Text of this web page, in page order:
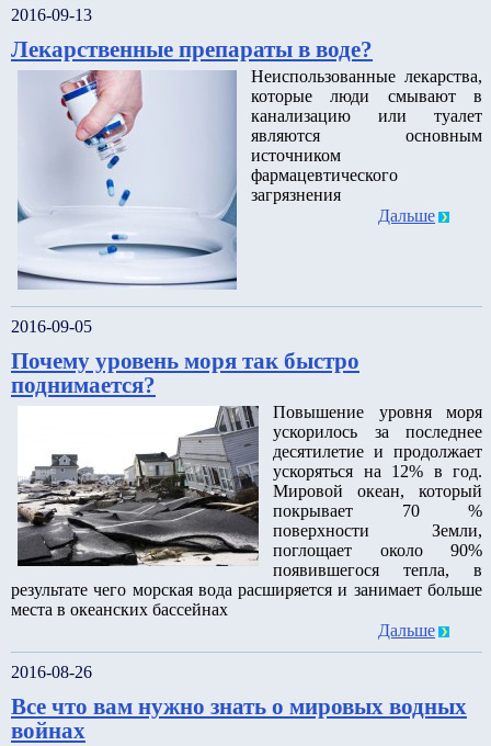
2016-09-13
Лекарственные препараты в воде?
Неиспользованные лекарства,
которые люди смывают в
канализацию или туалет
являются основным
источником
фармацевтического
загрязнения
Дальше
2016-09-05
Почему уровень моря так быстро
поднимается?
Повышение уровня моря
ускорилось за последнее
десятилетие и продолжает
ускоряться на 12% в год.
Мировой океан, который
покрывает 70 %
поверхности Земли,
поглощает около 90%
появившегося тепла, в
результате чего морская вода расширяется и занимает больше
места в океанских бассейнах
Дальше
2016-08-26
Все что вам нужно знать о мировых водных
войнах